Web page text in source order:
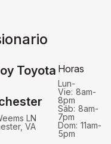
Toyota
LN
VA
Horas
Lun-
Vie: 8am-
8pm
Sáb: 8am-
7pm
Dom: 11am-
5pm